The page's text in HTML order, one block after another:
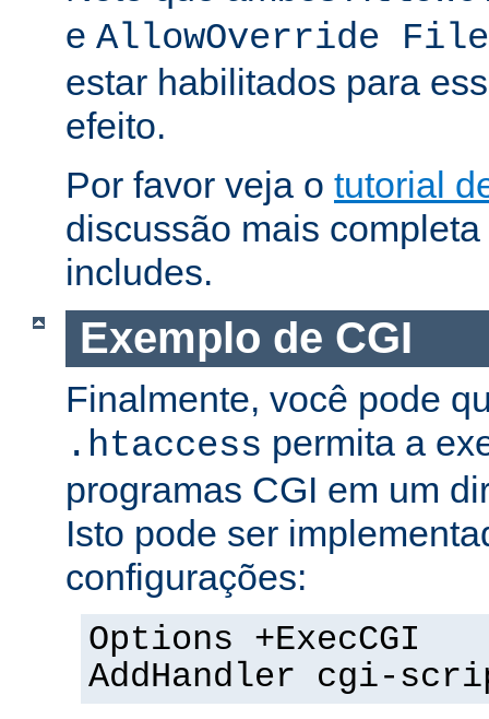
e AllowOverride
estar habilitados para
efeito.
Por favor veja o tutorial
discussão mais
includes.
Exemplo de CGI
Finalmente, você pode
.htaccess permita a
programas CGI em um
Isto pode ser
configurações:
Options +ExecCGI
AddHandler cgi-